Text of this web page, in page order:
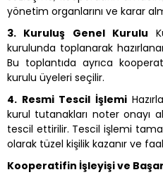
yönetim organlarını ve karar
3. Kuruluş Genel Kurulu
kurulunda toplanarak
Bu toplantıda ayrıca
kurulu üyeleri seçilir.
4. Resmi Tescil İşlemi
kurul tutanakları noter onayı
tescil ettirilir. Tescil işlemi
olarak tüzel kişilik kazanır ve
Kooperatifin İşleyişi ve